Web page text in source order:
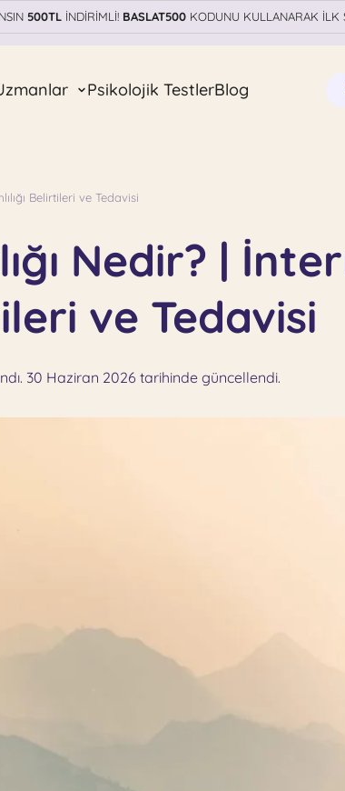
500TLİNDİRİMLİ! BASLAT500KODUNU KULLANARAK İLK
Psikolojik TestlerBlog
Belirtileri ve Tedavisi
Nedir? |
ve Tedavisi
30 Haziran 2026 tarihinde güncellendi.